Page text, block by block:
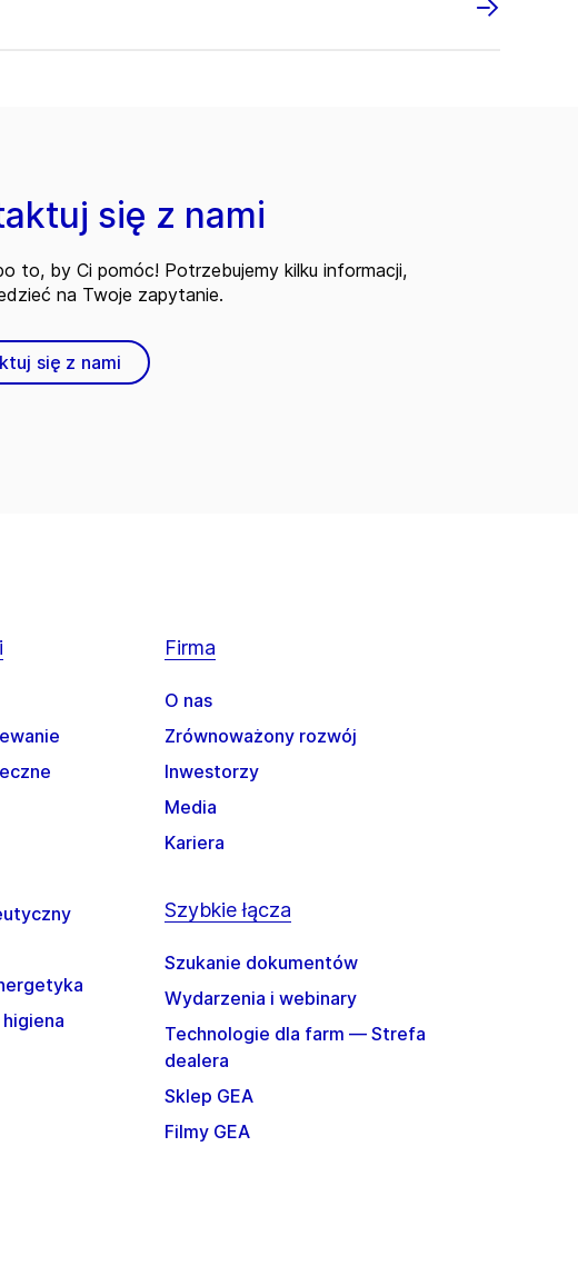
się z nami
to, by Ci pomóc! Potrzebujemy kilku informacji,
na Twoje zapytanie.
się z nami
Firma
O nas
Zrównoważony rozwój
Inwestorzy
Media
Kariera
Szybkie łącza
Szukanie dokumentów
Wydarzenia i webinary
Technologie dla farm — Strefa
dealera
Sklep GEA
Filmy GEA